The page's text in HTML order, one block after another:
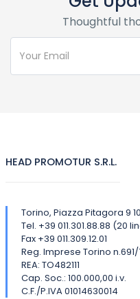
Thoughtful
HEAD PROMOTUR S.R.L.
Torino, Piazza Pitagora 9
Tel. +39 011.301.88.88 (20
Fax +39 011.309.12.01
Reg. Imprese Torino
REA: TO482111
Cap. Soc.: 100.000,00 i.v.
C.F./P.IVA 01014630014